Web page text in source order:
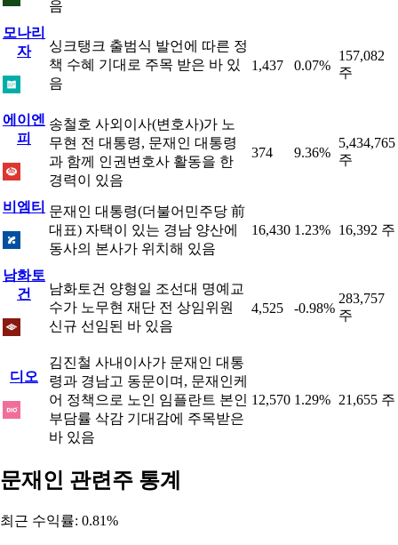
음
모나리
자
싱크탱크 출범식 발언에 따른 정
책 수혜 기대로 주목 받은 바 있
음
1,437 0.07%
157,082
주
에이엔
피
송철호 사외이사(변호사)가 노
무현 전 대통령, 문재인 대통령
과 함께 인권변호사 활동을 한
경력이 있음
374 9.36%
5,434,765
주
비엠티 문재인 대통령(더불어민주당 前
대표) 자택이 있는 경남 양산에
동사의 본사가 위치해 있음
16,430 1.23% 16,392 주
남화토
건
남화토건 양형일 조선대 명예교
수가 노무현 재단 전 상임위원
신규 선임된 바 있음
4,525 -0.98%
283,757
주
디오
김진철 사내이사가 문재인 대통
령과 경남고 동문이며, 문재인케
어 정책으로 노인 임플란트 본인
부담률 삭감 기대감에 주목받은
바 있음
12,570 1.29% 21,655 주
문재인 관련주 통계
최근 수익률: 0.81%